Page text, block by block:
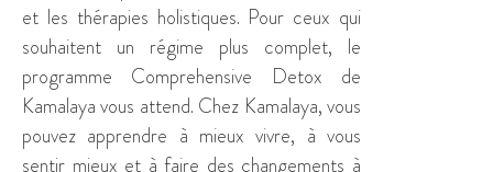
et les thérapies holistiques. Pour ceux qui
souhaitent un régime plus complet, le
programme Comprehensive Detox de
Kamalaya vous attend. Chez Kamalaya, vous
pouvez apprendre à mieux vivre, à vous
sentir mieux et à faire des changements à